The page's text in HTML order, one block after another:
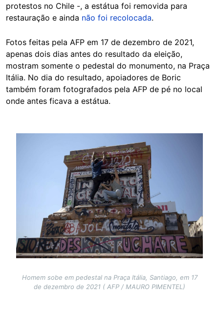
protestos no Chile -, a estátua foi removida para
restauração e ainda não foi recolocada.
Fotos feitas pela AFP em 17 de dezembro de 2021,
apenas dois dias antes do resultado da eleição,
mostram somente o pedestal do monumento, na Praça
Itália. No dia do resultado, apoiadores de Boric
também foram fotografados pela AFP de pé no local
onde antes ficava a estátua.
Homem sobe em pedestal na Praça Itália, Santiago, em 17
de dezembro de 2021 ( AFP / MAURO PIMENTEL)